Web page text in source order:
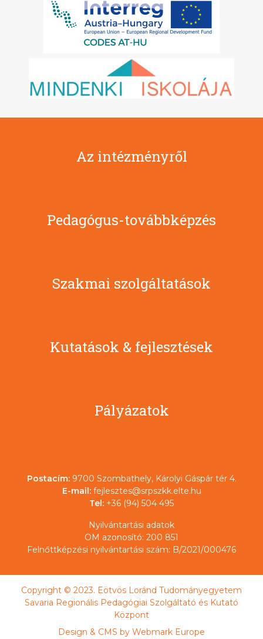
Az intézményről
Pedagógus-továbbképzés
Szakmai szolgáltatások
Kutatások & fejlesztések
Pályázatok
Postacím: 9700 Szombathely, Károlyi Gáspár tér 4.
E-mail: fejlesztes@srpszkk.elte.hu
Tel: +36 (94) 504 495
Nyilvántartási adatok
OM azonosító: 200 851
Felnőttképzési nyilvántartási szám: B/2021/000476
Copyright © 2023. Eötvös Loránd Tudományegyetem
Savaria Regionális Pedagógiai Szolgáltató és Kutató
Központ
Design & CMS by Webmark Europe